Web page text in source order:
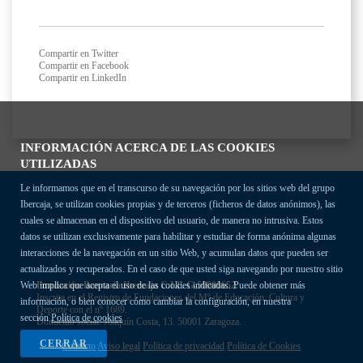
INFORMACIÓN ACERCA DE LAS COOKIES
UTILIZADAS
Le informamos que en el transcurso de su navegación por los sitios web del grupo
Ibercaja, se utilizan cookies propias y de terceros (ficheros de datos anónimos), las
cuales se almacenan en el dispositivo del usuario, de manera no intrusiva. Estos
datos se utilizan exclusivamente para habilitar y estudiar de forma anónima algunas
interacciones de la navegación en un sitio Web, y acumulan datos que pueden ser
actualizados y recuperados. En el caso de que usted siga navegando por nuestro sitio
Web implica que acepta el uso de las cookies indicadas. Puede obtener más
información, o bien conocer cómo cambiar la configuración, en nuestra
secciónPolítica de cookies
CERRAR
Compartir en Twitter
Compartir en Facebook
Compartir en LinkedIn
Fundación Bancaria Ibercaja C.I.F. G-50000652.
Inscrita en el Registro de Fundaciones del Mº de Educación, Cultura y
Deporte con el nº 1689.
Domicilio social: Joaquín Costa, 13. 50001 Zaragoza.
ContactoAviso legal Política de privacidad Política de Cookies